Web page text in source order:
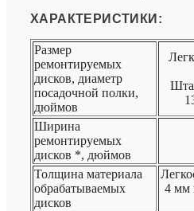
ХАРАКТЕРИСТИКИ:
Размер
ремонтируемых
дисков, диаметр
посадочной полки,
дюймов
Ширина
ремонтируемых
дисков *, дюймов
Толщина материала
обрабатываемых
дисков
4 мм